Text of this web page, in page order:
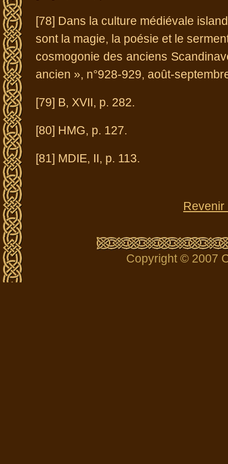
[78] Dans la culture médiévale
sont la magie, la poésie et le
cosmogonie des anciens
ancien », n°928-929, août-
[79] B, XVII, p. 282.
[80] HMG, p. 127.
[81] MDIE, II, p. 113.
Revenir
Copyright © 2007